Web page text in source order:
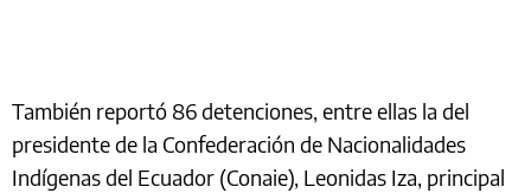
También reportó 86 detenciones, entre ellas la del
presidente de la Confederación de Nacionalidades
Indígenas del Ecuador (Conaie), Leonidas Iza, principal